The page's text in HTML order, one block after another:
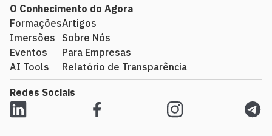
O Conhecimento do Agora
Formações
Imersões
Eventos
AI Tools
Artigos
Sobre Nós
Para Empresas
Relatório de Transparência
Redes Sociais